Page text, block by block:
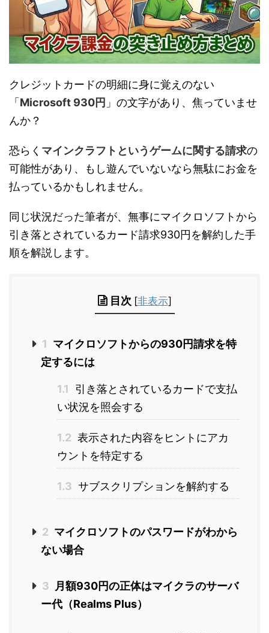
クレジットカードの明細に身に覚えのない
「 Microsoft 930円 」の文字があり、焦っていませ
んか？
恐らく マインクラフトというゲームに関する請求の
可能性があり、もし遊んでいないなら無駄にお金を
払っているかもしれません。
同じ状況だった筆者が、無事にマイクロソフトから
引き落とされているカード請求930円を解約した手
順を解説します。
目次 [非表示]
1 マイクロソフトからの930円請求を特
定するには
1.1
引き落とされているカードで支払
い状況を照会する
1.2 表示された内容をヒントにアカ
ウントを特定する
1.3 サブスクリプションを解約する
2 マイクロソフトのパスワードがわから
ない場合
3
月額930円の正体はマイクラのサーバ
ー代（Realms Plus）